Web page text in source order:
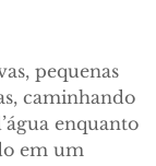
pequenas
caminhando
enquanto
em um